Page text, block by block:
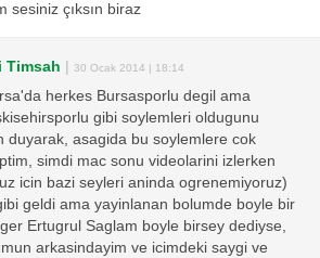
sesiniz çıksın biraz
Timsah | 30 Ocak 2014 | 18:14
herkes Bursasporlu degil ama
gibi soylemleri oldugunu
duyarak, asagida bu soylemlere cok
simdi mac sonu videolarini izlerken
icin bazi seyleri aninda ogrenemiyoruz)
geldi ama yayinlanan bolumde boyle bir
Ertugrul Saglam boyle birsey dediyse,
arkasindayim ve icimdeki saygi ve